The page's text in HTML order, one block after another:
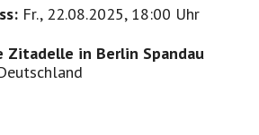
beider uneingeschränkte
Queen schlägt die Lautten
in die Zeit, als weniger die
die Kings auf der Tanzfläche
gespielt und mit der
Fr., 22.08.2025, 18:00 Uhr
Zitadelle in Berlin Spandau